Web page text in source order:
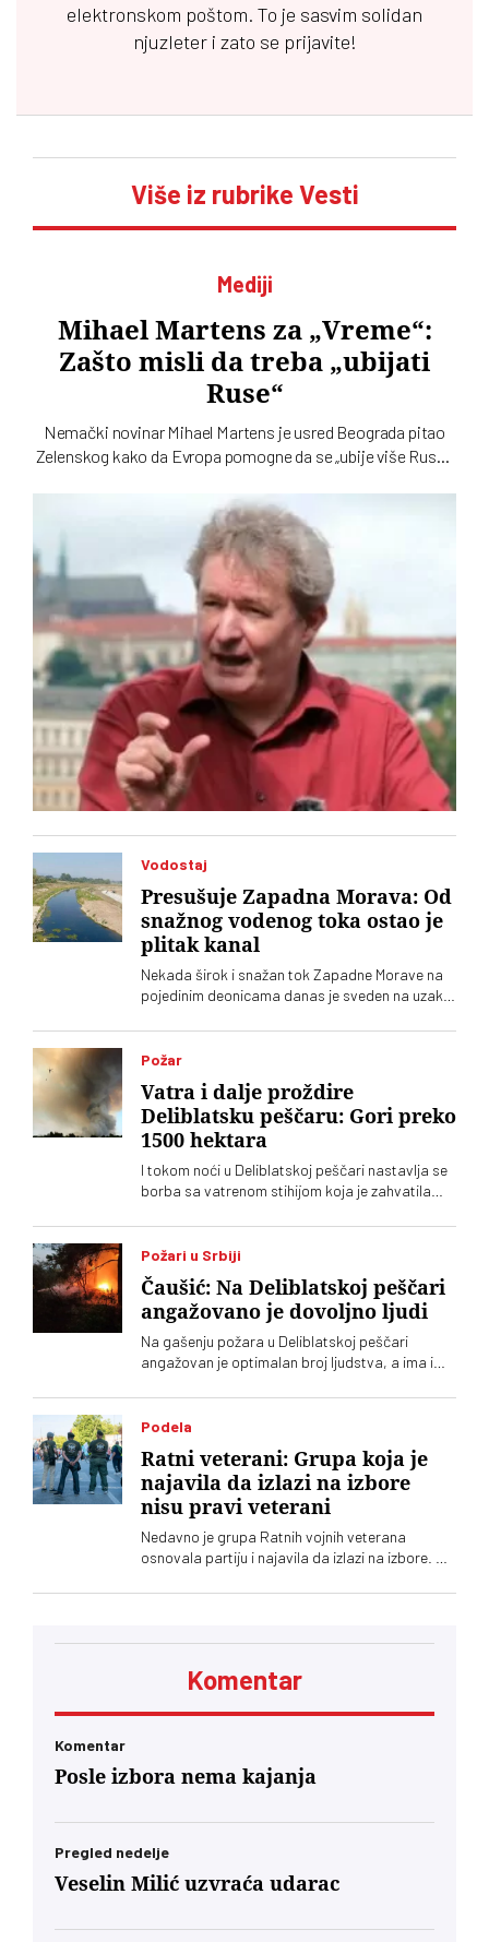
elektronskom poštom. To je sasvim solidan
njuzleter i zato se prijavite!
Više iz rubrike Vesti
Mediji
Mihael Martens za „Vreme“:
Zašto misli da treba „ubijati
Ruse“
Nemački novinar Mihael Martens je usred Beograda pitao
Zelenskog kako da Evropa pomogne da se „ubije više Rusa“,
Martens sada za „Vreme“ kaže gde je pogrešio, a gde misli da
nije
Vodostaj
Presušuje Zapadna Morava: Od
snažnog vodenog toka ostao je
plitak kanal
Nekada širok i snažan tok Zapadne Morave na
pojedinim deonicama danas je sveden na uzak,
Požar
Vatra i dalje proždire
Deliblatsku peščaru: Gori preko
1500 hektara
I tokom noći u Deliblatskoj peščari nastavlja se
borba sa vatrenom stihijom koja je zahvatila
Požari u Srbiji
Čaušić: Na Deliblatskoj peščari
angažovano je dovoljno ljudi
Na gašenju požara u Deliblatskoj peščari
angažovan je optimalan broj ljudstva, a ima i
pomoćnik ministra Ministarstva unutrašnjih
poslova. Požarom je zahvaćeno oko hiljadu i po
Podela
Ratni veterani: Grupa koja je
najavila da izlazi na izbore
nisu pravi veterani
Nedavno je grupa Ratnih vojnih veterana
osnovala partiju i najavila da izlazi na izbore. Oni
se od njih
Komentar
Komentar
Posle izbora nema kajanja
Pregled nedelje
Veselin Milić uzvraća udarac